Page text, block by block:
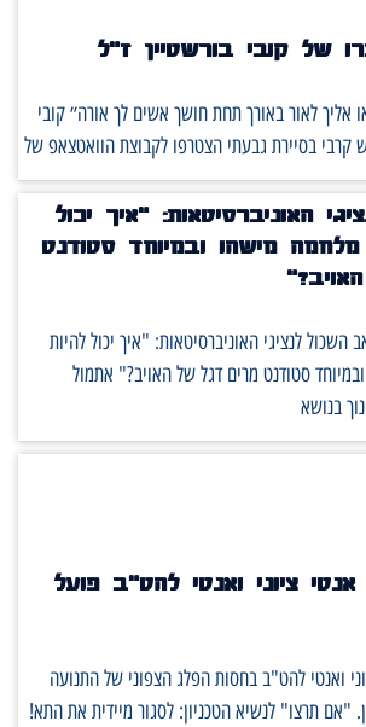
של קובי בורשטיין ז״ל
אליך לאור באורך תחת חושך אשים לך אורה״ קובי
קרבי בסיירת גבעתי הצטרפו לקבוצת הוואטצאפ של
האוניברסיטאות: ‏"איך יכול
מישהו ובמיוחד סטודנט
לנציגי האוניברסיטאות: ‏"איך יכול להיות
סטודנט מרים דגל של האויב?" אתמול
בנושא
ציוני ואנטי להט"ב פועל
ואנטי להט"ב בחסות הפלג הצפוני של התנועה
"אם תרצו" לנשיא הטכניון: לסגור מיידית את התא!